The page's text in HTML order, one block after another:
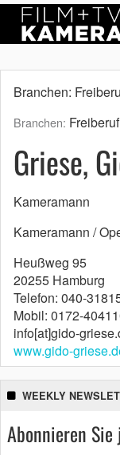
Branchen:
Branchen:
Griese,
Kameramann
Kameramann /
Heußweg 95
20255 Hamburg
Telefon: 040-
Mobil: 0172-
info[at]gido-
www.gido-
WEEKLY
Abonnieren